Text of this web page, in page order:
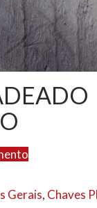
Gerais, Chaves